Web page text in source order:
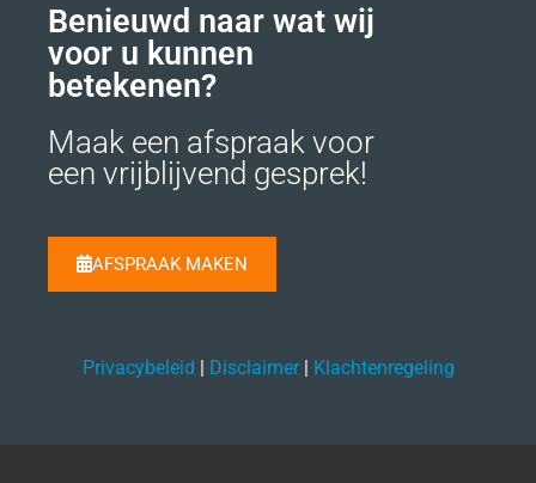
Benieuwd naar wat wij
voor u kunnen
betekenen?
Maak een afspraak voor
een vrijblijvend gesprek!
AFSPRAAK MAKEN
Privacybeleid | Disclaimer| Klachtenregeling